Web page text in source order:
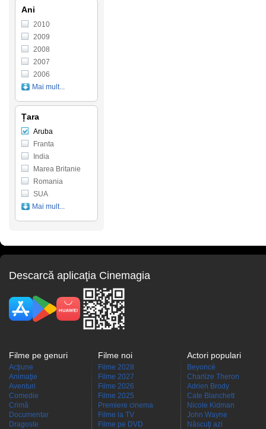
Ani
2010
2009
2008
2007
2006
Mai mult...
Țara
Aruba
Franta
India
Marea Britanie
Romania
SUA
Mai mult...
Descarcă aplicaţia Cinemagia
Filme pe genuri
Acţiune
Animaţie
Aventuri
Comedie
Crimă
Documentar
Dragoste
Filme noi
Filme 2028
Filme 2027
Filme 2026
Filme 2025
Premiere cinema
Filme la TV
Filme pe DVD
Actori populari
Beyoncé
Charlize Theron
Adrien Brody
Cate Blanchett
Nicole Kidman
John Wayne
Născuţi azi